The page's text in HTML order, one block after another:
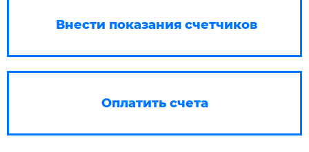
Внести показания счетчиков
Оплатить счета